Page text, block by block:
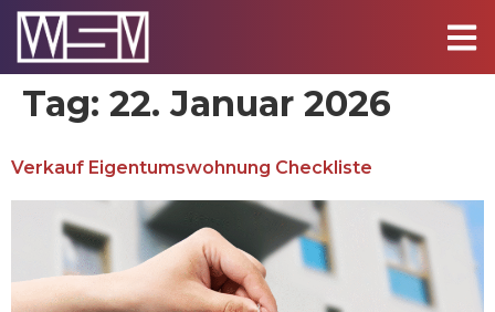
Tag: 22. Januar 2026
Verkauf Eigentumswohnung Checkliste